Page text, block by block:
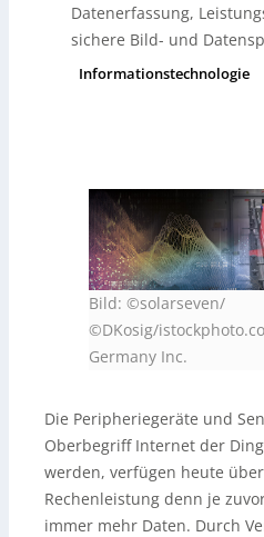
Datenerfassung,
sichere Bild- und
Informationstechnologie
Bild: ©solarseven/
©DKosig/
Germany Inc.
Die Peripheriegeräte und
Oberbegriff Internet der
werden, verfügen heute
Rechenleistung denn je
immer mehr Daten. Durch